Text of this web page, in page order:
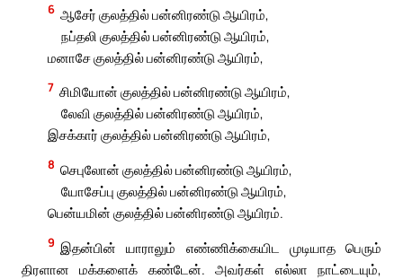
6 ஆசேர் குலத்தில் பன்னிரண்டு ஆயிரம்,
நப்தலி குலத்தில் பன்னிரண்டு ஆயிரம்,
மனாசே குலத்தில் பன்னிரண்டு ஆயிரம்,
7 சிமியோன் குலத்தில் பன்னிரண்டு ஆயிரம்,
லேவி குலத்தில் பன்னிரண்டு ஆயிரம்,
இசக்கார் குலத்தில் பன்னிரண்டு ஆயிரம்,
8 செபுலோன் குலத்தில் பன்னிரண்டு ஆயிரம்,
யோசேப்பு குலத்தில் பன்னிரண்டு ஆயிரம்,
பென்யமின் குலத்தில் பன்னிரண்டு ஆயிரம்.
9 இதன்பின் யாராலும் எண்ணிக்கையிட முடியாத பெரும்
திரளான மக்களைக் கண்டேன். அவர்கள் எல்லா நாட்டையும்,